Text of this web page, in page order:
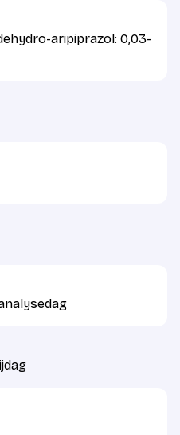
aripiprazol: 0,03-